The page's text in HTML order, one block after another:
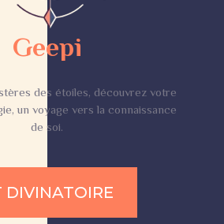
Geepi
des étoiles, découvrez votre
un voyage vers la connaissance
de soi.
DIVINATOIRE